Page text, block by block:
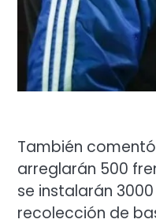
También
arreglarán 500
se instalarán
recolección de